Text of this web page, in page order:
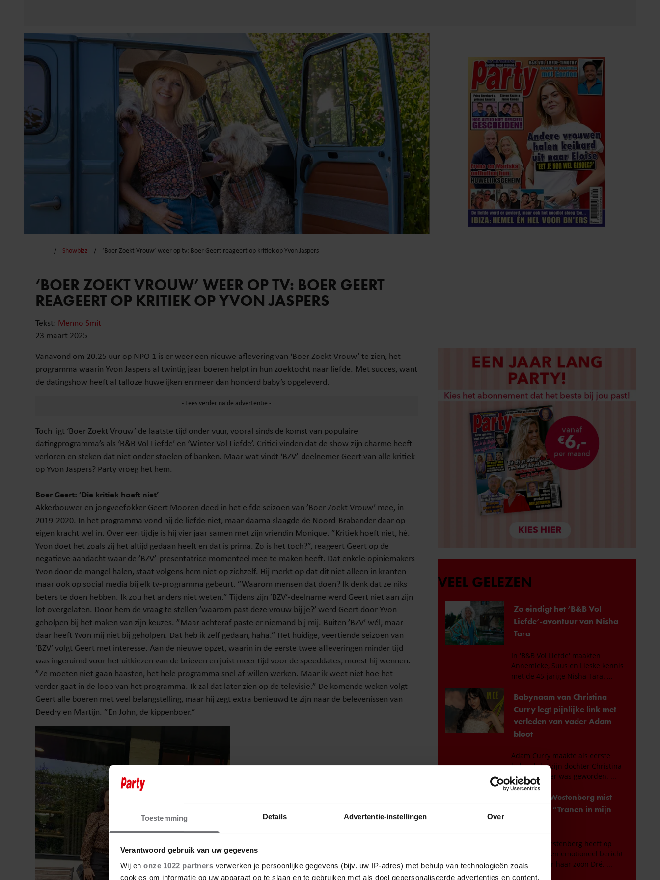
Toestemming Details Advertentie-instellingen Over
Verantwoord gebruik van uw gegevens
Wij en onze 1022 partners verwerken je persoonlijke gegevens (bijv. uw IP-adres) met behulp van technologieën zoals
cookies om informatie op uw apparaat op te slaan en te gebruiken met als doel gepersonaliseerde advertenties en content,
Showbizz ‘Boer Zoekt Vrouw’ weer op tv: Boer Geert reageert op kritiek op Yvon Jaspers
‘BOER ZOEKT VROUW’ WEER OP TV: BOER GEERT
REAGEERT OP KRITIEK OP YVON JASPERS
Tekst: Menno Smit
23 maart 2025
Vanavond om 20.25 uur op NPO 1 is er weer een nieuwe aflevering van ‘Boer Zoekt Vrouw’ te zien, het
programma waarin Yvon Jaspers al twintig jaar boeren helpt in hun zoektocht naar liefde. Met succes, want
de datingshow heeft al talloze huwelijken en meer dan honderd baby’s opgeleverd.
Toch ligt ‘Boer Zoekt Vrouw’ de laatste tijd onder vuur, vooral sinds de komst van populaire
datingprogramma’s als ‘B&B Vol Liefde’ en ‘Winter Vol Liefde’. Critici vinden dat de show zijn charme heeft
verloren en steken dat niet onder stoelen of banken. Maar wat vindt ‘BZV’-deelnemer Geert van alle kritiek
op Yvon Jaspers? Party vroeg het hem.
Boer Geert: ’Die kritiek hoeft niet’
Akkerbouwer en jongveefokker Geert Mooren deed in het elfde seizoen van ’Boer Zoekt Vrouw’ mee, in
2019-2020. In het programma vond hij de liefde niet, maar daarna slaagde de Noord-Brabander daar op
eigen kracht wel in. Over een tijdje is hij vier jaar samen met zijn vriendin Monique. ”Kritiek hoeft niet, hè.
Yvon doet het zoals zij het altijd gedaan heeft en dat is prima. Zo is het toch?”, reageert Geert op de
negatieve aandacht waar de ’BZV’-presentatrice momenteel mee te maken heeft. Dat enkele opiniemakers
Yvon door de mangel halen, staat volgens hem niet op zichzelf. Hij merkt op dat dit niet alleen in kranten
maar ook op social media bij elk tv-programma gebeurt. ”Waarom mensen dat doen? Ik denk dat ze niks
beters te doen hebben. Ik zou het anders niet weten.” Tijdens zijn ’BZV’-deelname werd Geert niet aan zijn
lot overgelaten. Door hem de vraag te stellen ’waarom past deze vrouw bij je?’ werd Geert door Yvon
geholpen bij het maken van zijn keuzes. ”Maar achteraf paste er niemand bij mij. Buiten ’BZV’ wél, maar
daar heeft Yvon mij niet bij geholpen. Dat heb ik zelf gedaan, haha.” Het huidige, veertiende seizoen van
’BZV’ volgt Geert met interesse. Aan de nieuwe opzet, waarin in de eerste twee afleveringen minder tijd
was ingeruimd voor het uitkiezen van de brieven en juist meer tijd voor de speeddates, moest hij wennen.
”Ze moeten niet gaan haasten, het hele programma snel af willen werken. Maar ik weet niet hoe het
verder gaat in de loop van het programma. Ik zal dat later zien op de televisie.” De komende weken volgt
Geert alle boeren met veel belangstelling, maar hij zegt extra benieuwd te zijn naar de belevenissen van
Deedry en Martijn. ”En John, de kippenboer.”